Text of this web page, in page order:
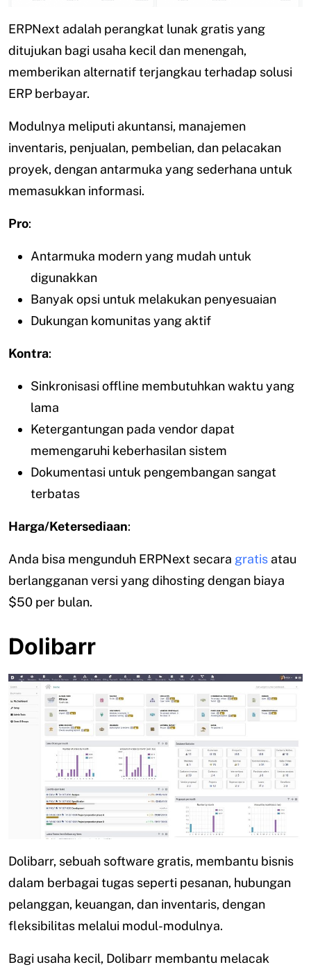
ERPNext adalah perangkat lunak gratis yang
ditujukan bagi usaha kecil dan menengah,
memberikan alternatif terjangkau terhadap solusi
ERP berbayar.
Modulnya meliputi akuntansi, manajemen
inventaris, penjualan, pembelian, dan pelacakan
proyek, dengan antarmuka yang sederhana untuk
memasukkan informasi.
Pro:
Antarmuka modern yang mudah untuk
digunakkan
Banyak opsi untuk melakukan penyesuaian
Dukungan komunitas yang aktif
Kontra:
Sinkronisasi offline membutuhkan waktu yang
lama
Ketergantungan pada vendor dapat
memengaruhi keberhasilan sistem
Dokumentasi untuk pengembangan sangat
terbatas
Harga/Ketersediaan:
Anda bisa mengunduh ERPNext secara gratis atau
berlangganan versi yang dihosting dengan biaya
$50 per bulan.
Dolibarr
Dolibarr, sebuah software gratis, membantu bisnis
dalam berbagai tugas seperti pesanan, hubungan
pelanggan, keuangan, dan inventaris, dengan
fleksibilitas melalui modul-modulnya.
Bagi usaha kecil, Dolibarr membantu melacak